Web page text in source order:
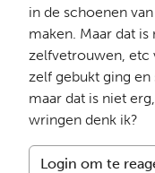
in de schoenen
maken. Maar dat
zelfvetrouwen, etc
zelf gebukt ging en
maar dat is niet
wringen denk ik?
Login om te